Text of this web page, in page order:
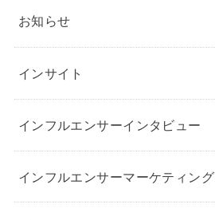
お知らせ
インサイト
インフルエンサーインタビュー
インフルエンサーマーケティング